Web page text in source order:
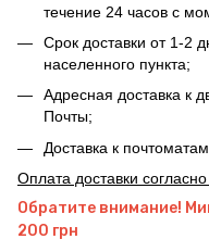
течение 24 часов с
Срок доставки от 1-2
населенного пункта;
Адресная доставка к
Почты;
Доставка к
Оплата доставки
Обратите внимание!
200 грн